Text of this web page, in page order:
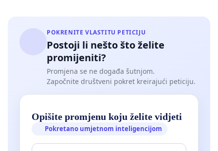
POKRENITE VLASTITU PETICIJU
Postoji li nešto što želite
promijeniti?
Promjena se ne događa šutnjom.
Započnite društveni pokret kreirajući peticiju.
Opišite promjenu koju želite vidjeti
Pokretano umjetnom inteligencijom